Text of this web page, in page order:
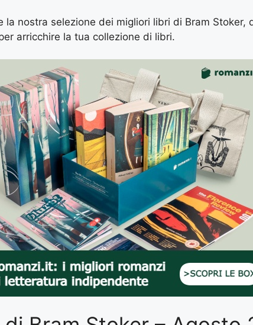
la nostra selezione dei migliori libri di Bram Stoker,
arricchire la tua collezione di libri.